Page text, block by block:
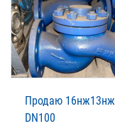
Продаю 16нж13нж
DN100